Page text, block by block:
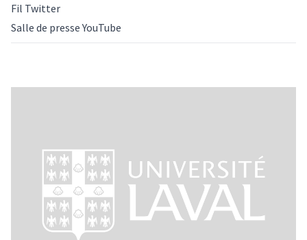
Fil Twitter
Salle de presse YouTube